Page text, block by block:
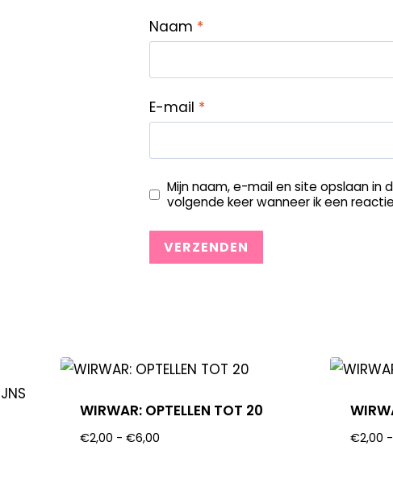
Naam *
E-mail *
Mijn naam, e-mail en site opslaan in
volgende keer wanneer ik een
WIRWAR: OPTELLEN TOT 20
€2,00 - €6,00 €2,00 -